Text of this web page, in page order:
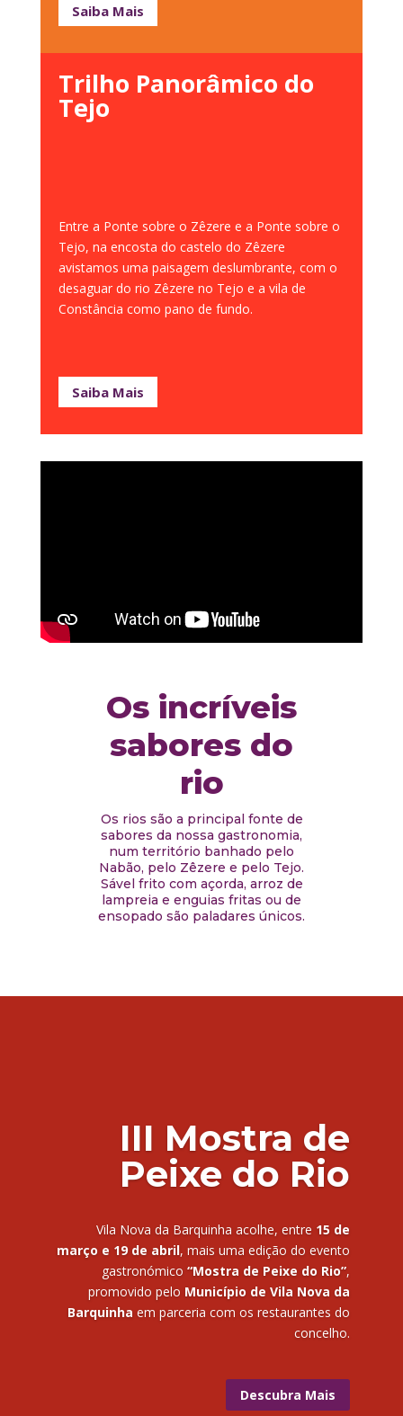
Saiba Mais
Trilho Panorâmico do
Tejo
Entre a Ponte sobre o Zêzere e a Ponte sobre o
Tejo, na encosta do castelo do Zêzere
avistamos uma paisagem deslumbrante, com o
desaguar do rio Zêzere no Tejo e a vila de
Constância como pano de fundo.
Saiba Mais
Os incríveis
sabores do
rio
Os rios são a principal fonte de
sabores da nossa gastronomia,
num território banhado pelo
Nabão, pelo Zêzere e pelo Tejo.
Sável frito com açorda, arroz de
lampreia e enguias fritas ou de
ensopado são paladares únicos.
III Mostra de
Peixe do Rio
Vila Nova da Barquinha acolhe, entre 15 de
março e 19 de abril, mais uma edição do evento
gastronómico“Mostra de Peixe do Rio”,
promovido pelo Município de Vila Nova da
Barquinha em parceria com os restaurantes do
concelho.
Descubra Mais